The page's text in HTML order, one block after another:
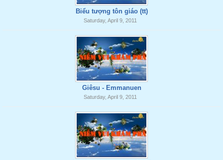
Biểu tượng tôn giáo (tt)
Saturday, April 9, 2011
Giêsu - Emmanuen
Saturday, April 9, 2011